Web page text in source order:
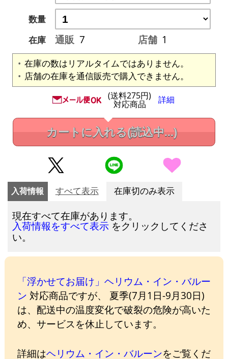
数量
在庫
通販 7 店舗 1
在庫の数はリアルタイムではありません。
店舗の在庫を通信販売で購入できません。
(送料275円)
対応商品 詳細
カートに入れる(読込中...)
入荷情報 すべて表示 在庫切のみ表示
現在すべて在庫があります。
入荷情報をすべて表示 をクリックしてくださ
い。
「浮かせてお届け」ヘリウム・イン・バルー
ン 対応商品ですが、 夏季(7月1日-9月30日)
は、配送中の温度変化で破裂の危険が高いた
め、サービスを休止しています。
詳細はヘリウム・イン・バルーンをご覧くだ